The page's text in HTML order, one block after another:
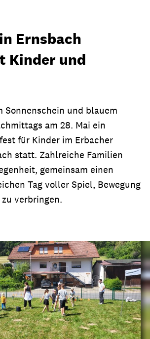
Ernsbach
Kinder und
Sonnenschein und blauem
am 28. Mai ein
für Kinder im Erbacher
statt. Zahlreiche Familien
gemeinsam einen
Tag voller Spiel, Bewegung
verbringen.